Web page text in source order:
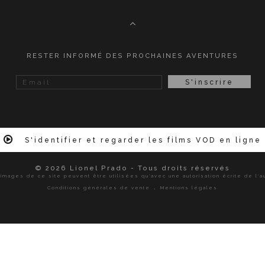
RESTER INFORMÉ DES PROCHAINES AVENTURES
S'identifier et regarder les films VOD en ligne
© 2026 Lionel Prado - Tous droits réservés
de ce site peuvent être utilisées qu'avec une autorisation écrite de
Conditions générales de vente
. Mentions légales